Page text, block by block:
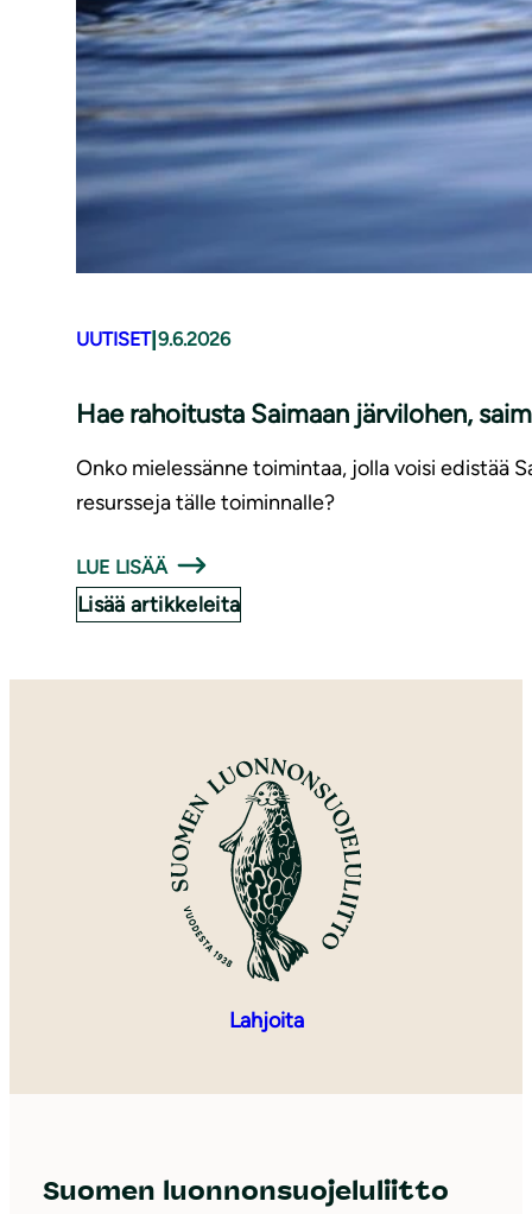
UUTISET| 9.6.2026
Hae rahoitusta Saimaan järvilohen,
Onko mielessänne toimintaa, jolla voisi edistää
resursseja tälle toiminnalle?
LUE LISÄÄ
Lisää artikkeleita
Lahjoita
Suomen luonnonsuojeluliitto